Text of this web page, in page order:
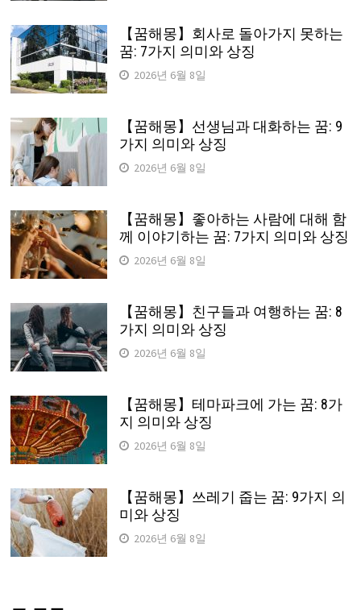
【꿈해몽】회사로 돌아가지 못하는
꿈: 7가지 의미와 상징
2026년 6월 8일
【꿈해몽】선생님과 대화하는 꿈: 9
가지 의미와 상징
2026년 6월 8일
【꿈해몽】좋아하는 사람에 대해 함
께 이야기하는 꿈: 7가지 의미와 상징
2026년 6월 8일
【꿈해몽】친구들과 여행하는 꿈: 8
가지 의미와 상징
2026년 6월 8일
【꿈해몽】테마파크에 가는 꿈: 8가
지 의미와 상징
2026년 6월 8일
【꿈해몽】쓰레기 줍는 꿈: 9가지 의
미와 상징
2026년 6월 8일